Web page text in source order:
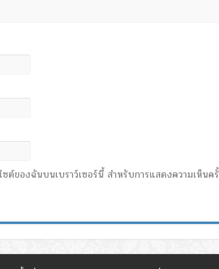
ต์ของฉันบนเบราว์เซอร์นี้ สำหรับการแสดงความเห็นค